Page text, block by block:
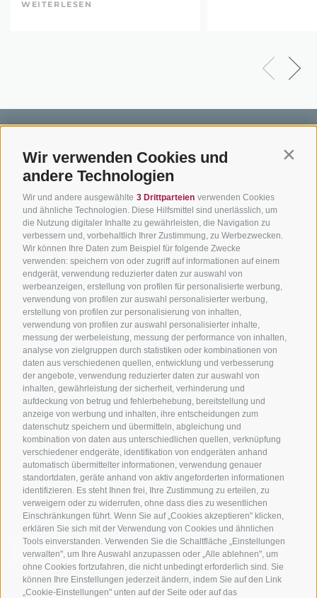
Wir verwenden Cookies und
andere Technologien
Wir und andere ausgewählte 3 Drittparteien verwenden Cookies
und ähnliche Technologien. Diese Hilfsmittel sind unerlässlich, um
die Nutzung digitaler Inhalte zu gewährleisten, die Navigation zu
verbessern und, vorbehaltlich Ihrer Zustimmung, zu Werbezwecken.
Wir können Ihre Daten zum Beispiel für folgende Zwecke
verwenden: speichern von oder zugriff auf informationen auf einem
endgerät, verwendung reduzierter daten zur auswahl von
werbeanzeigen, erstellung von profilen für personalisierte werbung,
verwendung von profilen zur auswahl personalisierter werbung,
erstellung von profilen zur personalisierung von inhalten,
verwendung von profilen zur auswahl personalisierter inhalte,
messung der werbeleistung, messung der performance von inhalten,
analyse von zielgruppen durch statistiken oder kombinationen von
daten aus verschiedenen quellen, entwicklung und verbesserung
der angebote, verwendung reduzierter daten zur auswahl von
inhalten, gewährleistung der sicherheit, verhinderung und
aufdeckung von betrug und fehlerbehebung, bereitstellung und
anzeige von werbung und inhalten, ihre entscheidungen zum
datenschutz speichern und übermitteln, abgleichung und
kombination von daten aus unterschiedlichen quellen, verknüpfung
verschiedener endgeräte, identifikation von endgeräten anhand
automatisch übermittelter informationen, verwendung genauer
standortdaten, geräte anhand von aktiv angeforderten informationen
identifizieren. Es steht Ihnen frei, Ihre Zustimmung zu erteilen, zu
verweigern oder zu widerrufen, ohne dass dies zu wesentlichen
Einschränkungen führt. Wenn Sie auf „Cookies akzeptieren" klicken,
erklären Sie sich mit der Verwendung von Cookies und ähnlichen
Tools einverstanden. Verwenden Sie die Schaltfläche „Einstellungen
verwalten", um Ihre Auswahl anzupassen oder „Alle ablehnen", um
ohne Cookies fortzufahren, die nicht unbedingt erforderlich sind. Sie
können Ihre Einstellungen jederzeit ändern, indem Sie auf den Link
„Cookie-Einstellungen" unten auf der Seite oder auf das
WEITERLESEN
BIKEHOTELS
SÜDTIROL
Hotels & Pakete
Urlaubspakete
Unsere Gutscheine
Hot Deals
Bike & Work
BIKEN IN
SÜDTIROL
Mountainbiken in
Südtirol
Rennradfahren in
Südtirol
Radwege in Südtirol
Bikeshops & Verleihe
Bike-Schulen
Tourenzentrale
Kontakt
Anreise
Zum
info@bikehotels.it
MELDE DICH ZU UNSEREM NEWSLETTER AN!
JETZT ANMELDEN